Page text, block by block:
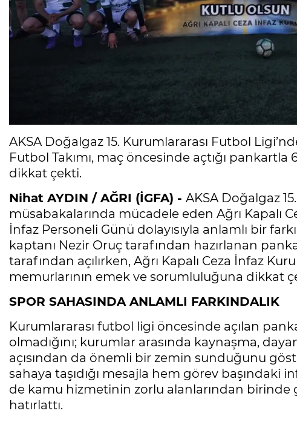
AKSA Doğalgaz 15. Kurumlararası Futbol
Futbol Takımı, maç öncesinde açtığı
dikkat çekti.
Nihat AYDIN / AĞRI (İGFA) - AKSA Doğalgaz
müsabakalarında mücadele eden Ağrı Kapalı
İnfaz Personeli Günü dolayısıyla anlamlı bir
kaptanı Nezir Oruç tarafından hazırlanan
tarafından açılırken, Ağrı Kapalı Ceza İnfaz
memurlarının emek ve sorumluluğuna dikkat
SPOR SAHASINDA ANLAMLI FARKINDALIK
Kurumlararası futbol ligi öncesinde açılan
olmadığını; kurumlar arasında kaynaşma,
açısından da önemli bir zemin sunduğunu
sahaya taşıdığı mesajla hem görev
de kamu hizmetinin zorlu alanlarından birinde
hatırlattı.